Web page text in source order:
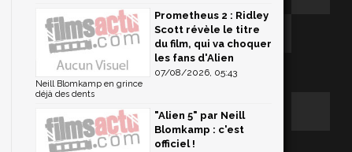
Prometheus 2 : Ridley
Scott révèle le titre
du film, qui va choquer
les fans d'Alien
07/08/2026, 05:43
Neill Blomkamp en grince
déjà des dents
"Alien 5" par Neill
Blomkamp : c'est
officiel !